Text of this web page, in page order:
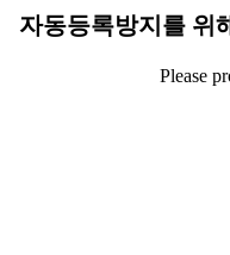
자동등록방지를 위
Please